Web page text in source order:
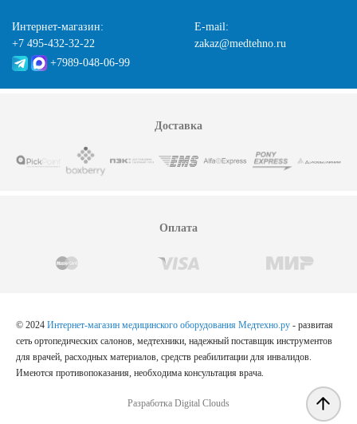
Интернет-магазин:
+7 495-432-32-22
+7989-048-06-99
E-mail:
zakaz@medtehno.ru
Доставка
Оплата
© 2024 Интернет-магазин медицинского оборудования Медтехно.ру - развитая
сеть ортопедических салонов, медтехники, надежный поставщик инструментов
для врачей, расходных материалов, средств реабилитации для инвалидов.
Имеются противопоказания, необходима консультация врача.
Разработка Digital Clouds